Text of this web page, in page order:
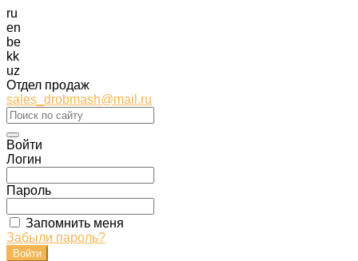
ru
en
be
kk
uz
Отдел продаж
sales_drobmash@mail.ru
Войти
Логин
Пароль
Запомнить меня
Забыли пароль?